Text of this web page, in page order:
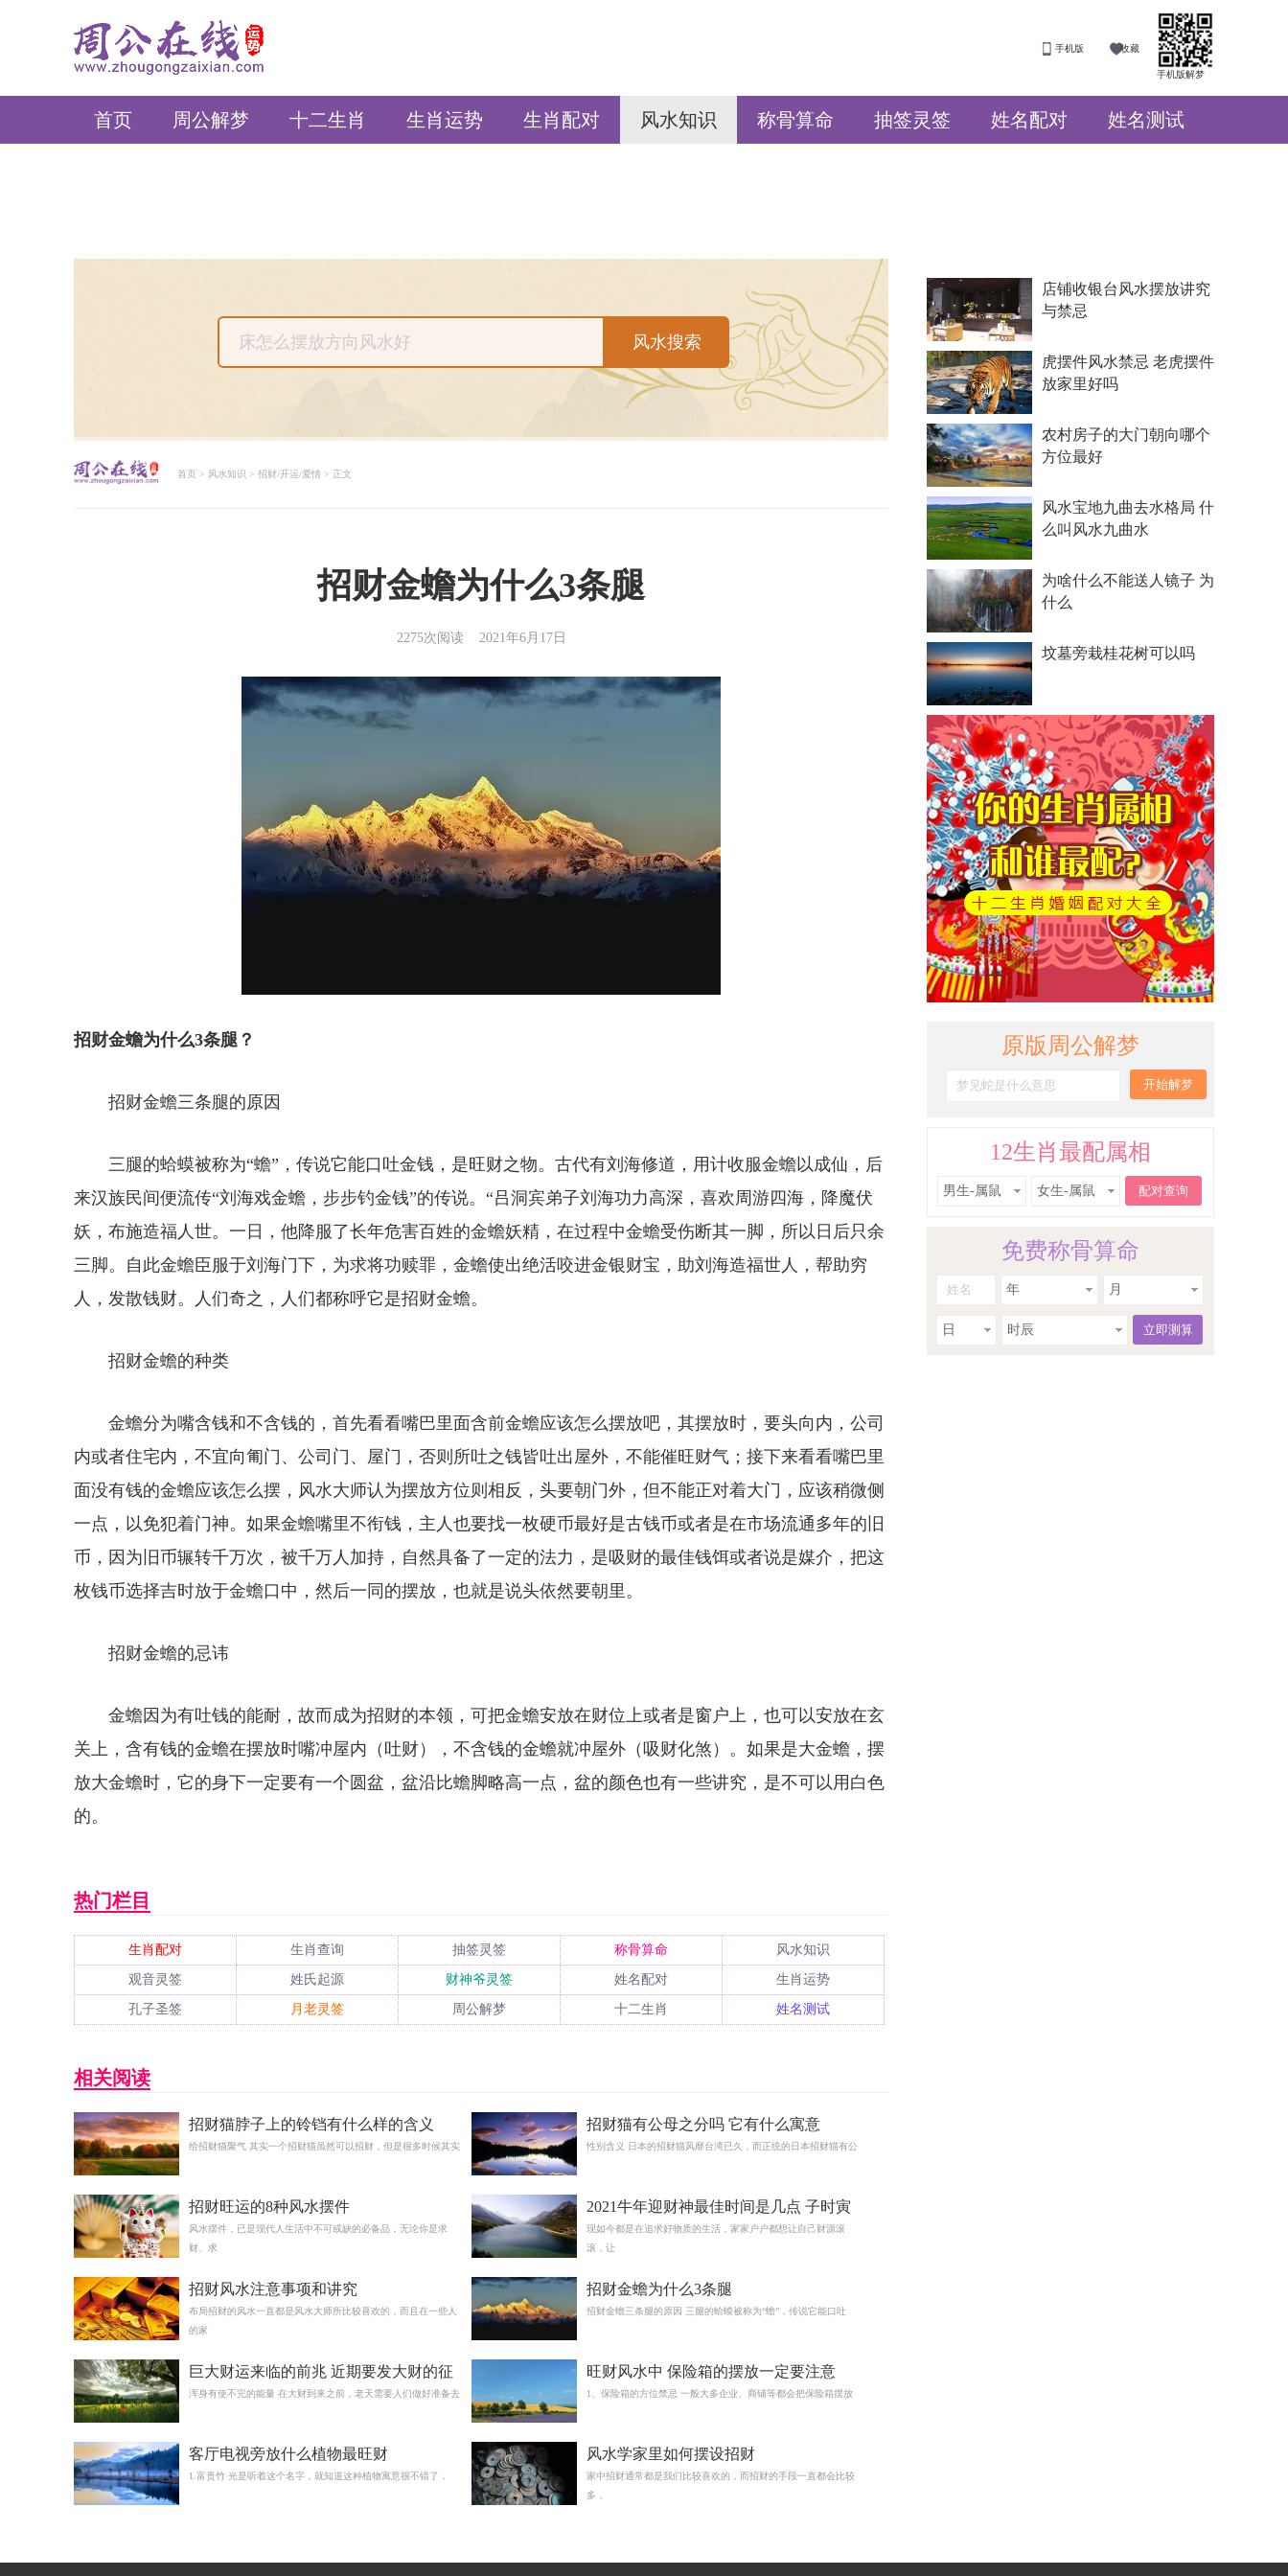
周公在线
手机版解梦
手机版 收藏
首页 周公解梦 十二生肖 生肖运势 生肖配对 风水知识 称骨算命 抽签灵签 姓名配对 姓名测试
首页 > 风水知识 > 招财/开运/爱情 > 正文
招财金蟾为什么3条腿
2275次阅读 2021年6月17日
招财金蟾为什么3条腿？
招财金蟾三条腿的原因
三腿的蛤蟆被称为“蟾”，传说它能口吐金钱，是旺财之物。古代有刘海修道，用计收服金蟾以成仙，后
来汉族民间便流传“刘海戏金蟾，步步钓金钱”的传说。“吕洞宾弟子刘海功力高深，喜欢周游四海，降魔伏
妖，布施造福人世。一日，他降服了长年危害百姓的金蟾妖精，在过程中金蟾受伤断其一脚，所以日后只余
三脚。自此金蟾臣服于刘海门下，为求将功赎罪，金蟾使出绝活咬进金银财宝，助刘海造福世人，帮助穷
人，发散钱财。人们奇之，人们都称呼它是招财金蟾。
招财金蟾的种类
金蟾分为嘴含钱和不含钱的，首先看看嘴巴里面含前金蟾应该怎么摆放吧，其摆放时，要头向内，公司
内或者住宅内，不宜向匍门、公司门、屋门，否则所吐之钱皆吐出屋外，不能催旺财气；接下来看看嘴巴里
面没有钱的金蟾应该怎么摆，风水大师认为摆放方位则相反，头要朝门外，但不能正对着大门，应该稍微侧
一点，以免犯着门神。如果金蟾嘴里不衔钱，主人也要找一枚硬币最好是古钱币或者是在市场流通多年的旧
币，因为旧币辗转千万次，被千万人加持，自然具备了一定的法力，是吸财的最佳钱饵或者说是媒介，把这
枚钱币选择吉时放于金蟾口中，然后一同的摆放，也就是说头依然要朝里。
招财金蟾的忌讳
金蟾因为有吐钱的能耐，故而成为招财的本领，可把金蟾安放在财位上或者是窗户上，也可以安放在玄
关上，含有钱的金蟾在摆放时嘴冲屋内（吐财），不含钱的金蟾就冲屋外（吸财化煞）。如果是大金蟾，摆
放大金蟾时，它的身下一定要有一个圆盆，盆沿比蟾脚略高一点，盆的颜色也有一些讲究，是不可以用白色
的。
热门栏目
生肖配对 生肖查询 抽签灵签 称骨算命 风水知识
观音灵签 姓氏起源 财神爷灵签 姓名配对 生肖运势
孔子圣签 月老灵签 周公解梦 十二生肖 姓名测试
相关阅读
招财猫脖子上的铃铛有什么样的含义
给招财猫聚气 其实一个招财猫虽然可以招财，但是很多时候其实
招财猫有公母之分吗 它有什么寓意
性别含义 日本的招财猫风靡台湾已久，而正统的日本招财猫有公
招财旺运的8种风水摆件
风水摆件，已是现代人生活中不可或缺的必备品，无论你是求
财、求
2021牛年迎财神最佳时间是几点 子时寅
时卯时
现如今都是在追求好物质的生活，家家户户都想让自己财源滚
滚，让
招财风水注意事项和讲究
布局招财的风水一直都是风水大师所比较喜欢的，而且在一些人
的家
招财金蟾为什么3条腿
招财金蟾三条腿的原因 三腿的蛤蟆被称为“蟾”，传说它能口吐
巨大财运来临的前兆 近期要发大财的征
兆
浑身有使不完的能量 在大财到来之前，老天需要人们做好准备去
旺财风水中 保险箱的摆放一定要注意
1、保险箱的方位禁忌 一般大多企业、商铺等都会把保险箱摆放
客厅电视旁放什么植物最旺财
1.富贵竹 光是听着这个名字，就知道这种植物寓意很不错了，
风水学家里如何摆设招财
家中招财通常都是我们比较喜欢的，而招财的手段一直都会比较
多，
店铺收银台风水摆放讲究
与禁忌
虎摆件风水禁忌 老虎摆件
放家里好吗
农村房子的大门朝向哪个
方位最好
风水宝地九曲去水格局 什
么叫风水九曲水
为啥什么不能送人镜子 为
什么
坟墓旁栽桂花树可以吗
原版周公解梦
12生肖最配属相
男生-属鼠 女生-属鼠
免费称骨算命
年 月
日 时辰